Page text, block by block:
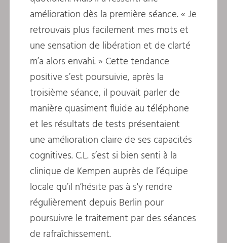
amélioration dès la première séance. « Je
retrouvais plus facilement mes mots et
une sensation de libération et de clarté
m’a alors envahi. » Cette tendance
positive s’est poursuivie, après la
troisième séance, il pouvait parler de
manière quasiment fluide au téléphone
et les résultats de tests présentaient
une amélioration claire de ses capacités
cognitives. C.L. s’est si bien senti à la
clinique de Kempen auprès de l’équipe
locale qu’il n’hésite pas à s'y rendre
régulièrement depuis Berlin pour
poursuivre le traitement par des séances
de rafraîchissement.